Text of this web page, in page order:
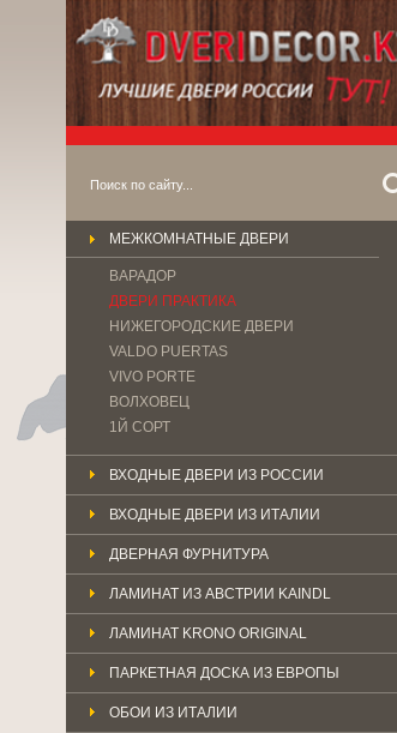
МЕЖКОМНАТНЫЕ ДВЕРИ
ВАРАДОР
ДВЕРИ ПРАКТИКА
НИЖЕГОРОДСКИЕ ДВЕРИ
VALDO PUERTAS
VIVO PORTE
ВОЛХОВЕЦ
1Й СОРТ
ВХОДНЫЕ ДВЕРИ ИЗ РОССИИ
ВХОДНЫЕ ДВЕРИ ИЗ ИТАЛИИ
ДВЕРНАЯ ФУРНИТУРА
ЛАМИНАТ ИЗ АВСТРИИ KAINDL
ЛАМИНАТ KRONO ORIGINAL
ПАРКЕТНАЯ ДОСКА ИЗ ЕВРОПЫ
ОБОИ ИЗ ИТАЛИИ